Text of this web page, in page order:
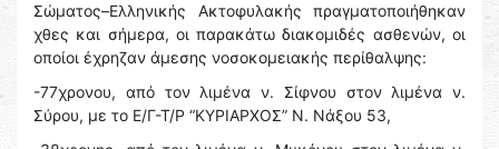
Σώματος–Ελληνικής Ακτοφυλακής πραγματοποιήθηκαν
χθες και σήμερα, οι παρακάτω διακομιδές ασθενών, οι
οποίοι έχρηζαν άμεσης νοσοκομειακής περίθαλψης:
-77χρονου, από τον λιμένα ν. Σίφνου στον λιμένα ν.
Σύρου, με το Ε/Γ-Τ/Ρ “ΚΥΡΙΑΡΧΟΣ” Ν. Νάξου 53,